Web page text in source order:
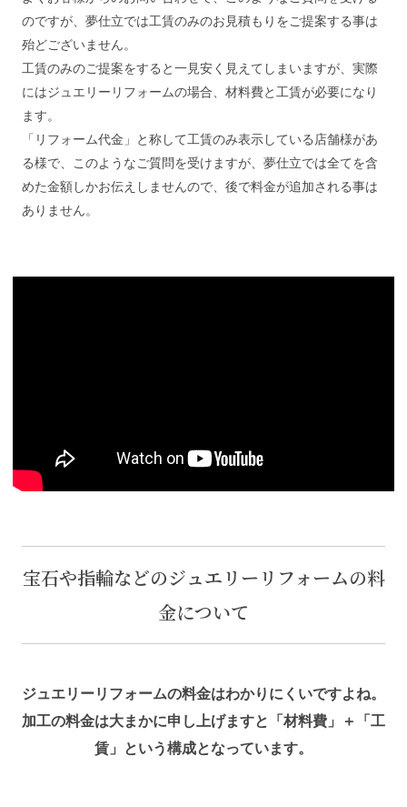
のですが、夢仕立では工賃のみのお見積もりをご提案する事は
殆どございません。
工賃のみのご提案をすると一見安く見えてしまいますが、実際
にはジュエリーリフォームの場合、材料費と工賃が必要になり
ます。
「リフォーム代金」と称して工賃のみ表示している店舗様があ
る様で、このようなご質問を受けますが、夢仕立では全てを含
めた金額しかお伝えしませんので、後で料金が追加される事は
ありません。
宝石や指輪などのジュエリーリフォームの料
金について
ジュエリーリフォームの料金はわかりにくいですよね。
加工の料金は大まかに申し上げますと「材料費」＋「工
賃」という構成となっています。